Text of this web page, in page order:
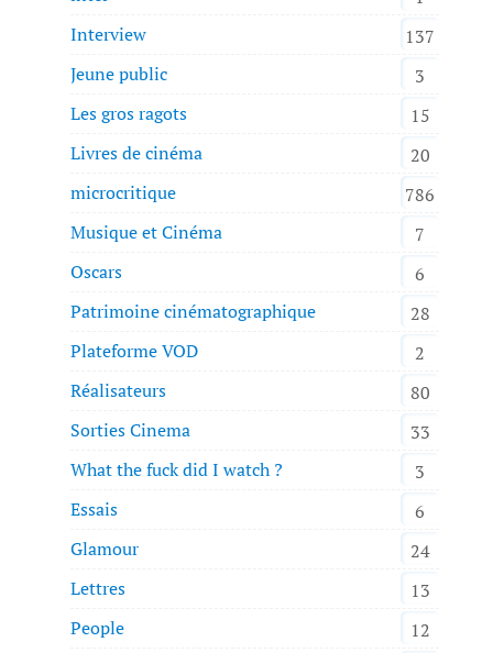
Interview
137
Jeune public
3
Les gros ragots
15
Livres de cinéma
20
microcritique
786
Musique et Cinéma
7
Oscars
6
Patrimoine cinématographique
28
Plateforme VOD
2
Réalisateurs
80
Sorties Cinema
33
What the fuck did I watch ?
3
Essais
6
Glamour
24
Lettres
13
People
12